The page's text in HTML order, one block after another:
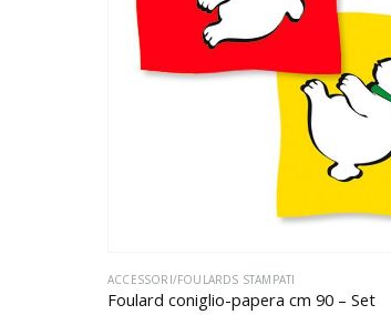
ACCESSORI/FOULARDS STAMPATI
Foulard coniglio-papera cm 90 – Set